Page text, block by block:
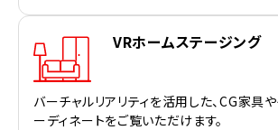
VRホームステージング
バーチャルリアリティを活用した、CG家具
ーディネートをご覧いただけます。